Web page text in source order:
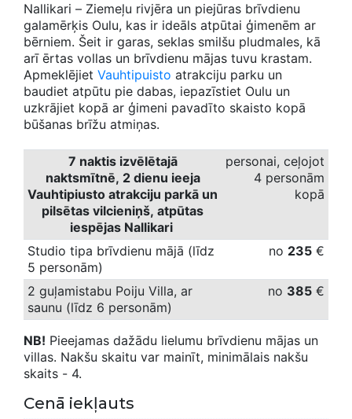
Nallikari – Ziemeļu rivjēra un piejūras brīvdienu
galamērķis Oulu, kas ir ideāls atpūtai ģimenēm ar
bērniem. Šeit ir garas, seklas smilšu pludmales, kā
arī ērtas vollas un brīvdienu mājas tuvu krastam.
Apmeklējiet Vauhtipuisto atrakciju parku un
baudiet atpūtu pie dabas, iepazīstiet Oulu un
uzkrājiet kopā ar ģimeni pavadīto skaisto kopā
būšanas brīžu atmiņas.
7 naktis izvēlētajā
naktsmītnē, 2 dienu ieeja
Vauhtipiusto atrakciju parkā un
pilsētas vilcieniņš, atpūtas
iespējas Nallikari
personai, ceļojot
4 personām
kopā
Studio tipa brīvdienu mājā (līdz
5 personām)
no 235 €
2 guļamistabu Poiju Villa, ar
saunu (līdz 6 personām)
no 385 €
NB! Pieejamas dažādu lielumu brīvdienu mājas un
villas. Nakšu skaitu var mainīt, minimālais nakšu
skaits - 4.
Cenā iekļauts